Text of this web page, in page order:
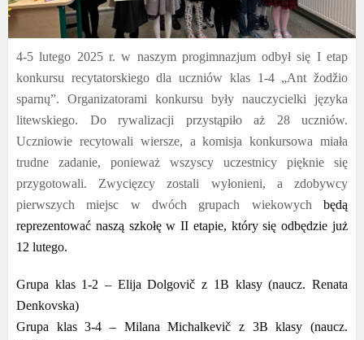
4-5 lutego 2025 r. w naszym progimnazjum odbył się I etap
konkursu recytatorskiego dla uczniów klas 1-4 „Ant žodžio
sparnų”. Organizatorami konkursu były nauczycielki języka
litewskiego. Do rywalizacji przystąpiło aż 28 uczniów.
Uczniowie recytowali wiersze, a komisja konkursowa miała
trudne zadanie, ponieważ wszyscy uczestnicy pięknie się
przygotowali. Zwycięzcy zostali wyłonieni, a zdobywcy
pierwszych miejsc w dwóch grupach wiekowych będą
reprezentować naszą szkołę w II etapie, który się odbędzie już
12 lutego.
Grupa klas 1-2 – Elija Dolgovič z 1B klasy (naucz. Renata
Denkovska)
Grupa klas 3-4 – Milana Michalkevič z 3B klasy (naucz.